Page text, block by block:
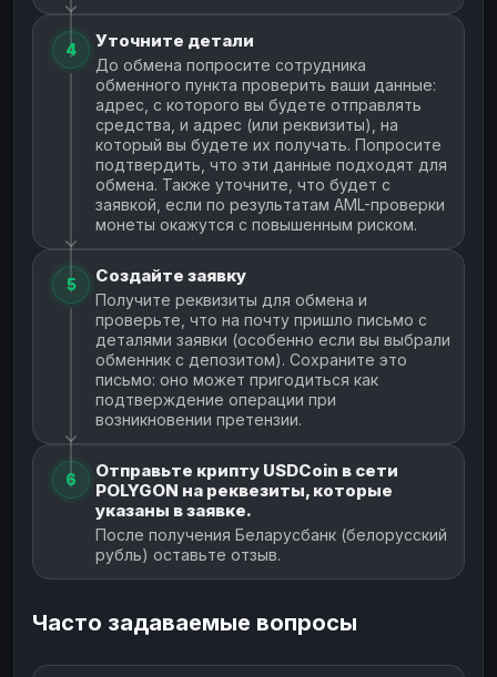
4 Уточните детали
До обмена попросите сотрудника
обменного пункта проверить ваши данные:
адрес, с которого вы будете отправлять
средства, и адрес (или реквизиты), на
который вы будете их получать. Попросите
подтвердить, что эти данные подходят для
обмена. Также уточните, что будет с
заявкой, если по результатам AML-проверки
монеты окажутся с повышенным риском.
5 Создайте заявку
Получите реквизиты для обмена и
проверьте, что на почту пришло письмо с
деталями заявки (особенно если вы выбрали
обменник с депозитом). Сохраните это
письмо: оно может пригодиться как
подтверждение операции при
возникновении претензии.
6
Отправьте крипту USDCoin в сети
POLYGON на реквезиты, которые
указаны в заявке.
После получения Беларусбанк (белорусский
рубль) оставьте отзыв.
Часто задаваемые вопросы